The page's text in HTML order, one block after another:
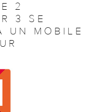
2
3 SE
UN MOBILE